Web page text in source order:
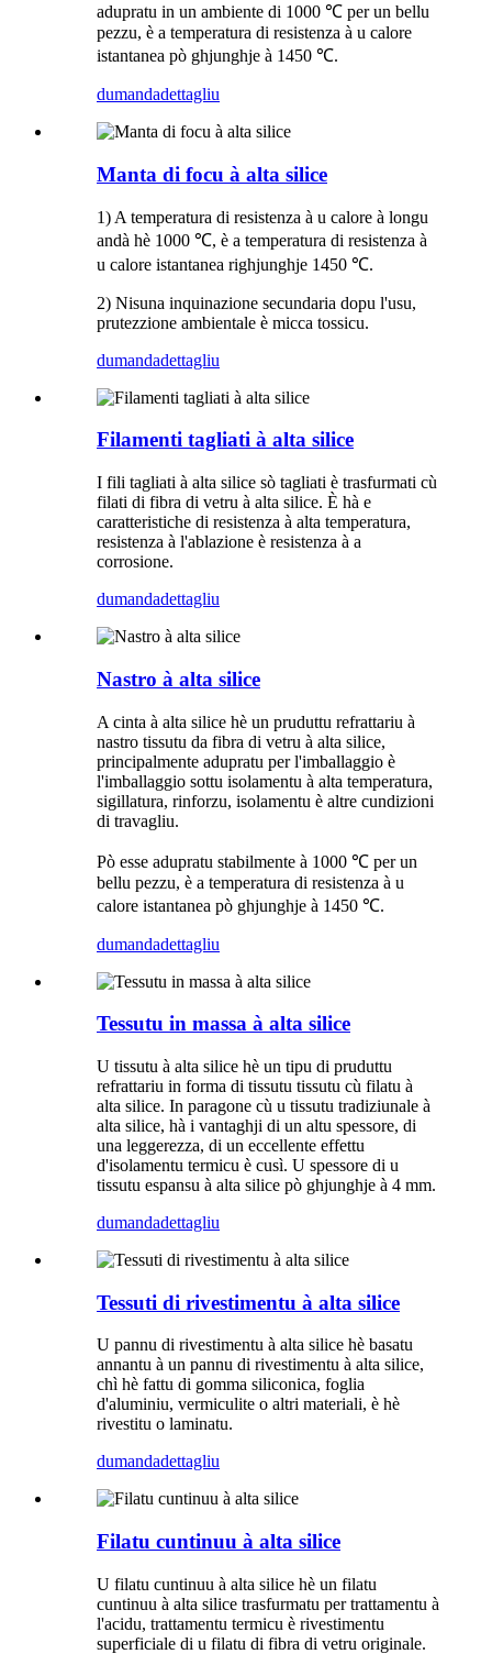
adupratu in un ambiente di 1000 ℃ per un bellu
pezzu, è a temperatura di resistenza à u calore
istantanea pò ghjunghje à 1450 ℃.
dumandadettagliu
Manta di focu à alta silice
1) A temperatura di resistenza à u calore à longu
andà hè 1000 ℃, è a temperatura di resistenza à
u calore istantanea righjunghje 1450 ℃.
2) Nisuna inquinazione secundaria dopu l'usu,
prutezzione ambientale è micca tossicu.
dumandadettagliu
Filamenti tagliati à alta silice
I fili tagliati à alta silice sò tagliati è trasfurmati cù
filati di fibra di vetru à alta silice. È hà e
caratteristiche di resistenza à alta temperatura,
resistenza à l'ablazione è resistenza à a
corrosione.
dumandadettagliu
Nastro à alta silice
A cinta à alta silice hè un pruduttu refrattariu à
nastro tissutu da fibra di vetru à alta silice,
principalmente adupratu per l'imballaggio è
l'imballaggio sottu isolamentu à alta temperatura,
sigillatura, rinforzu, isolamentu è altre cundizioni
di travagliu.
Pò esse adupratu stabilmente à 1000 ℃ per un
bellu pezzu, è a temperatura di resistenza à u
calore istantanea pò ghjunghje à 1450 ℃.
dumandadettagliu
Tessutu in massa à alta silice
U tissutu à alta silice hè un tipu di pruduttu
refrattariu in forma di tissutu tissutu cù filatu à
alta silice. In paragone cù u tissutu tradiziunale à
alta silice, hà i vantaghji di un altu spessore, di
una leggerezza, di un eccellente effettu
d'isolamentu termicu è cusì. U spessore di u
tissutu espansu à alta silice pò ghjunghje à 4 mm.
dumandadettagliu
Tessuti di rivestimentu à alta silice
U pannu di rivestimentu à alta silice hè basatu
annantu à un pannu di rivestimentu à alta silice,
chì hè fattu di gomma siliconica, foglia
d'aluminiu, vermiculite o altri materiali, è hè
rivestitu o laminatu.
dumandadettagliu
Filatu cuntinuu à alta silice
U filatu cuntinuu à alta silice hè un filatu
cuntinuu à alta silice trasfurmatu per trattamentu à
l'acidu, trattamentu termicu è rivestimentu
superficiale di u filatu di fibra di vetru originale.